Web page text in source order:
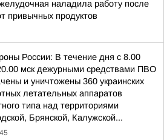
наладила работу после
привычных продуктов
России: В течение дня с 8.00
мск дежурными средствами ПВО
и уничтожены 360 украинских
летательных аппаратов
типа над территориями
Брянской, Калужской...